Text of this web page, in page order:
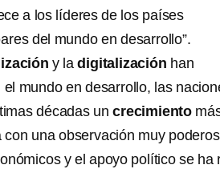
a los líderes de los países
del mundo en desarrollo”.
y ladigitalización han
mundo en desarrollo, las
décadas uncrecimiento
una observación muy
y el apoyo político se ha